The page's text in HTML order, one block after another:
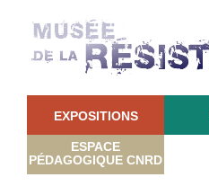
EXPOSITIONS
ESPACE
PÉDAGOGIQUE CNRD